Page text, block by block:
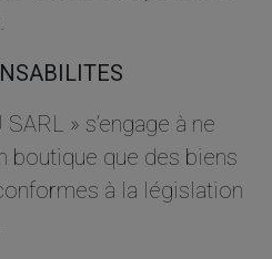
» s’engage à ne
boutique que des biens
à la législation